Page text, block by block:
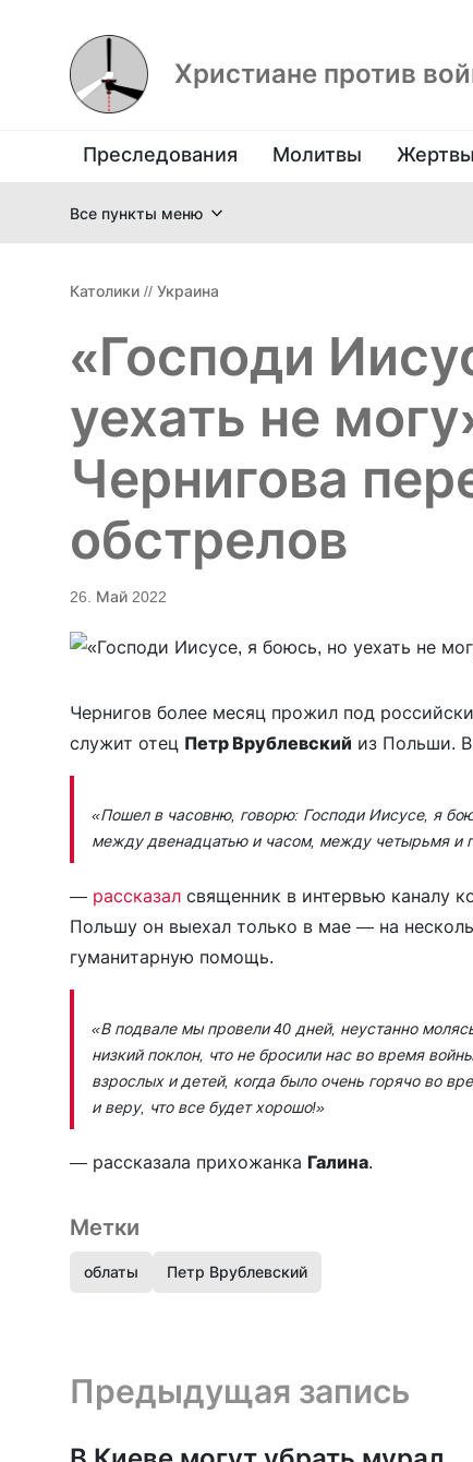
Христиане против
Преследования Молитвы
Все пункты меню
Католики // Украина
«Господи
уехать не
Чернигова
обстрелов
26. Май 2022
Чернигов более месяц прожил под
служит отец Петр Врублевский из Польши.
«Пошел в часовню, говорю: Господи Иисусе, я
между двенадцатью и часом, между четырьмя и
— рассказал священник в интервью каналу
Польшу он выехал только в мае — на
гуманитарную помощь.
«В подвале мы провели 40 дней, неустанно
низкий поклон, что не бросили нас во время
взрослых и детей, когда было очень горячо во
и веру, что все будет хорошо!»
— рассказала прихожанка Галина.
Метки
облаты Петр Врублевский
Предыдущая запись и следующая запись
Предыдущая запись